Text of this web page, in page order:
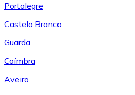
Portalegre
Castelo Branco
Guarda
Coímbra
Aveiro